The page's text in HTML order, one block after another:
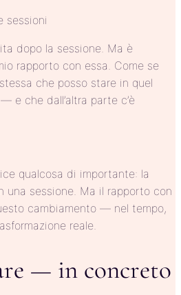
sessioni
dopo la sessione. Ma è
rapporto con essa. Come se
che posso stare in quel
e che dall’altra parte c’è
qualcosa di importante: la
una sessione. Ma il rapporto con
cambiamento — nel tempo,
reale.
— in concreto